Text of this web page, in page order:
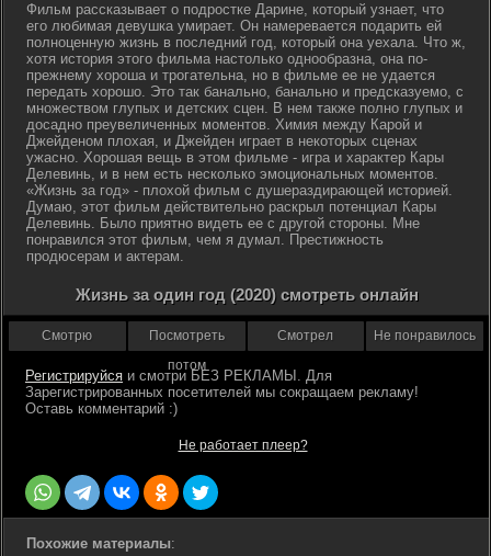
Фильм рассказывает о подростке Дарине, который узнает, что
его любимая девушка умирает. Он намеревается подарить ей
полноценную жизнь в последний год, который она уехала. Что ж,
хотя история этого фильма настолько однообразна, она по-
прежнему хороша и трогательна, но в фильме ее не удается
передать хорошо. Это так банально, банально и предсказуемо, с
множеством глупых и детских сцен. В нем также полно глупых и
досадно преувеличенных моментов. Химия между Карой и
Джейденом плохая, и Джейден играет в некоторых сценах
ужасно. Хорошая вещь в этом фильме - игра и характер Кары
Делевинь, и в нем есть несколько эмоциональных моментов.
«Жизнь за год» - плохой фильм с душераздирающей историей.
Думаю, этот фильм действительно раскрыл потенциал Кары
Делевинь. Было приятно видеть ее с другой стороны. Мне
понравился этот фильм, чем я думал. Престижность
продюсерам и актерам.
Жизнь за один год (2020) смотреть онлайн
Смотрю
Посмотреть
потом
Смотрел Не понравилось
Регистрируйся
Не работает плеер?
Похожие материалы: